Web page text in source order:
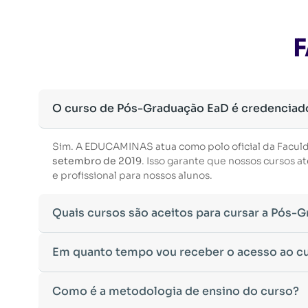
O curso de Pós-Graduação EaD é
Sim. A EDUCAMINAS atua como polo oficial da
setembro de 2019. Isso garante que nossos cursos
e profissional para nossos alunos.
Quais cursos são aceitos para cursar a Pós-
Para ingressar em um curso de pós-graduação, é
•Licenciatura– Formação voltada para o magistério
Em quanto tempo vou receber o acesso ao
Após a conclusão da sua matrícula e a confirmação
Como é a metodologia de ensino do curso?